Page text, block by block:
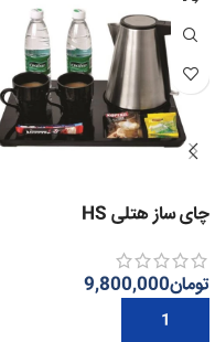
چای ساز هتلی HS
تومان9,800,000
افزودن به سبد خرید